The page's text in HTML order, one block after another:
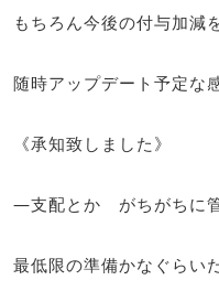
もちろん今後の付与加減
随時アップデート予定な
《承知致しました》
―支配とか がちがちに
最低限の準備かなぐらい